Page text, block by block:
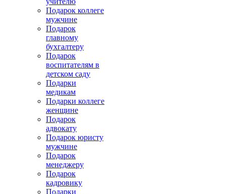
Подарок коллеге
мужчине
Подарок
главному
бухгалтеру
Подарок
воспитателям в
детском саду
Подарки
медикам
Подарки коллеге
женщине
Подарок
адвокату
Подарок юристу
мужчине
Подарок
менеджеру
Подарок
кадровику
Подарки